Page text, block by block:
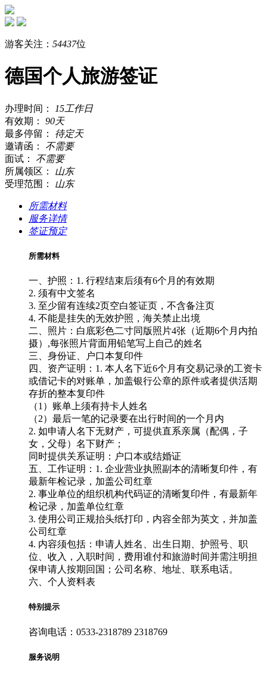
游客关注： 54437位
德国个人旅游签证
办理时间：
15工作日
有效期：
90天
最多停留：
待定天
邀请函：
不需要
面试：
不需要
所属领区：
山东
受理范围：
山东
所需材料
服务详情
签证预定
所需材料
一、护照：1. 行程结束后须有6个月的有效期
2. 须有中文签名
3. 至少留有连续2页空白签证页，不含备注页
4. 不能是挂失的无效护照，海关禁止出境
二、照片：白底彩色二寸同版照片4张（近期6个月内拍
摄）,每张照片背面用铅笔写上自己的姓名
三、身份证、户口本复印件
四、资产证明：1. 本人名下近6个月有交易记录的工资卡
或借记卡的对账单，加盖银行公章的原件或者提供活期
存折的整本复印件
（1）账单上须有持卡人姓名
（2）最后一笔的记录要在出行时间的一个月内
2. 如申请人名下无财产，可提供直系亲属（配偶，子
女，父母）名下财产；
同时提供关系证明：户口本或结婚证
五、工作证明：1. 企业营业执照副本的清晰复印件，有
最新年检记录，加盖公司红章
2. 事业单位的组织机构代码证的清晰复印件，有最新年
检记录，加盖单位红章
3. 使用公司正规抬头纸打印，内容全部为英文，并加盖
公司红章
4. 内容须包括：申请人姓名、出生日期、护照号、职
位、收入，入职时间，费用谁付和旅游时间并需注明担
保申请人按期回国；公司名称、地址、联系电话。
六、个人资料表
特别提示
咨询电话：0533-2318789 2318769
服务说明